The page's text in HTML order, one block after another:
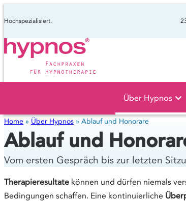
Hochspezialisiert.
Über Hypnos
Home » Über Hypnos » Ablauf und Honorare
Ablauf und
Vom ersten Gespräch bis zur letzten
Therapieresultate können und dürfen niemals
Bedingungen schaffen. Eine kontinuierliche